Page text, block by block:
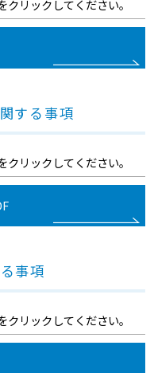
リックしてください。
する事項
リックしてください。
事項
リックしてください。